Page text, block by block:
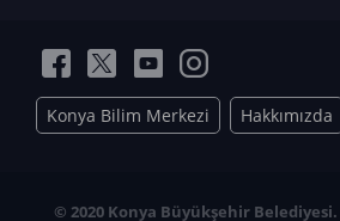
Konya Bilim Merkezi Hakkımızda
© 2020 Konya Büyükşehir Belediyesi.